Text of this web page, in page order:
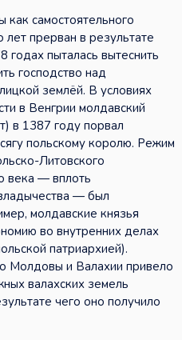
самостоятельного
лет прерван в результате
годах пыталась вытеснить
господство над
землёй. В условиях
в Венгрии молдавский
в 1387 году порвал
польскому королю. Режим
Литовского
века — вплоть
— был
молдавские князья
во внутренних делах
патриархией).
Молдовы и Валахии привело
валахских земель
чего оно получило